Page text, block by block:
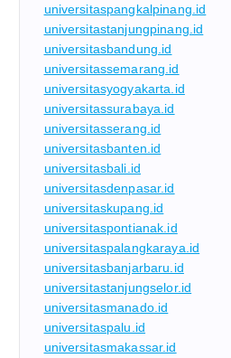
universitaspangkalpinang.id
universitastanjungpinang.id
universitasbandung.id
universitassemarang.id
universitasyogyakarta.id
universitassurabaya.id
universitasserang.id
universitasbanten.id
universitasbali.id
universitasdenpasar.id
universitaskupang.id
universitaspontianak.id
universitaspalangkaraya.id
universitasbanjarbaru.id
universitastanjungselor.id
universitasmanado.id
universitaspalu.id
universitasmakassar.id